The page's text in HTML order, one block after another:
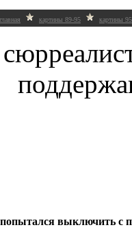
картины 89-95 картины
выключить